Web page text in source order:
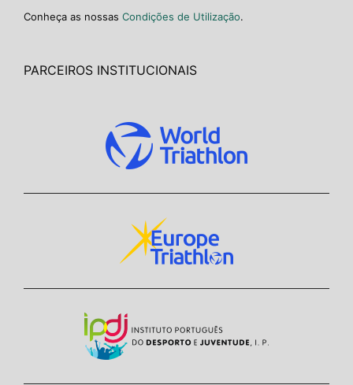
Conheça as nossas Condições de Utilização.
PARCEIROS INSTITUCIONAIS